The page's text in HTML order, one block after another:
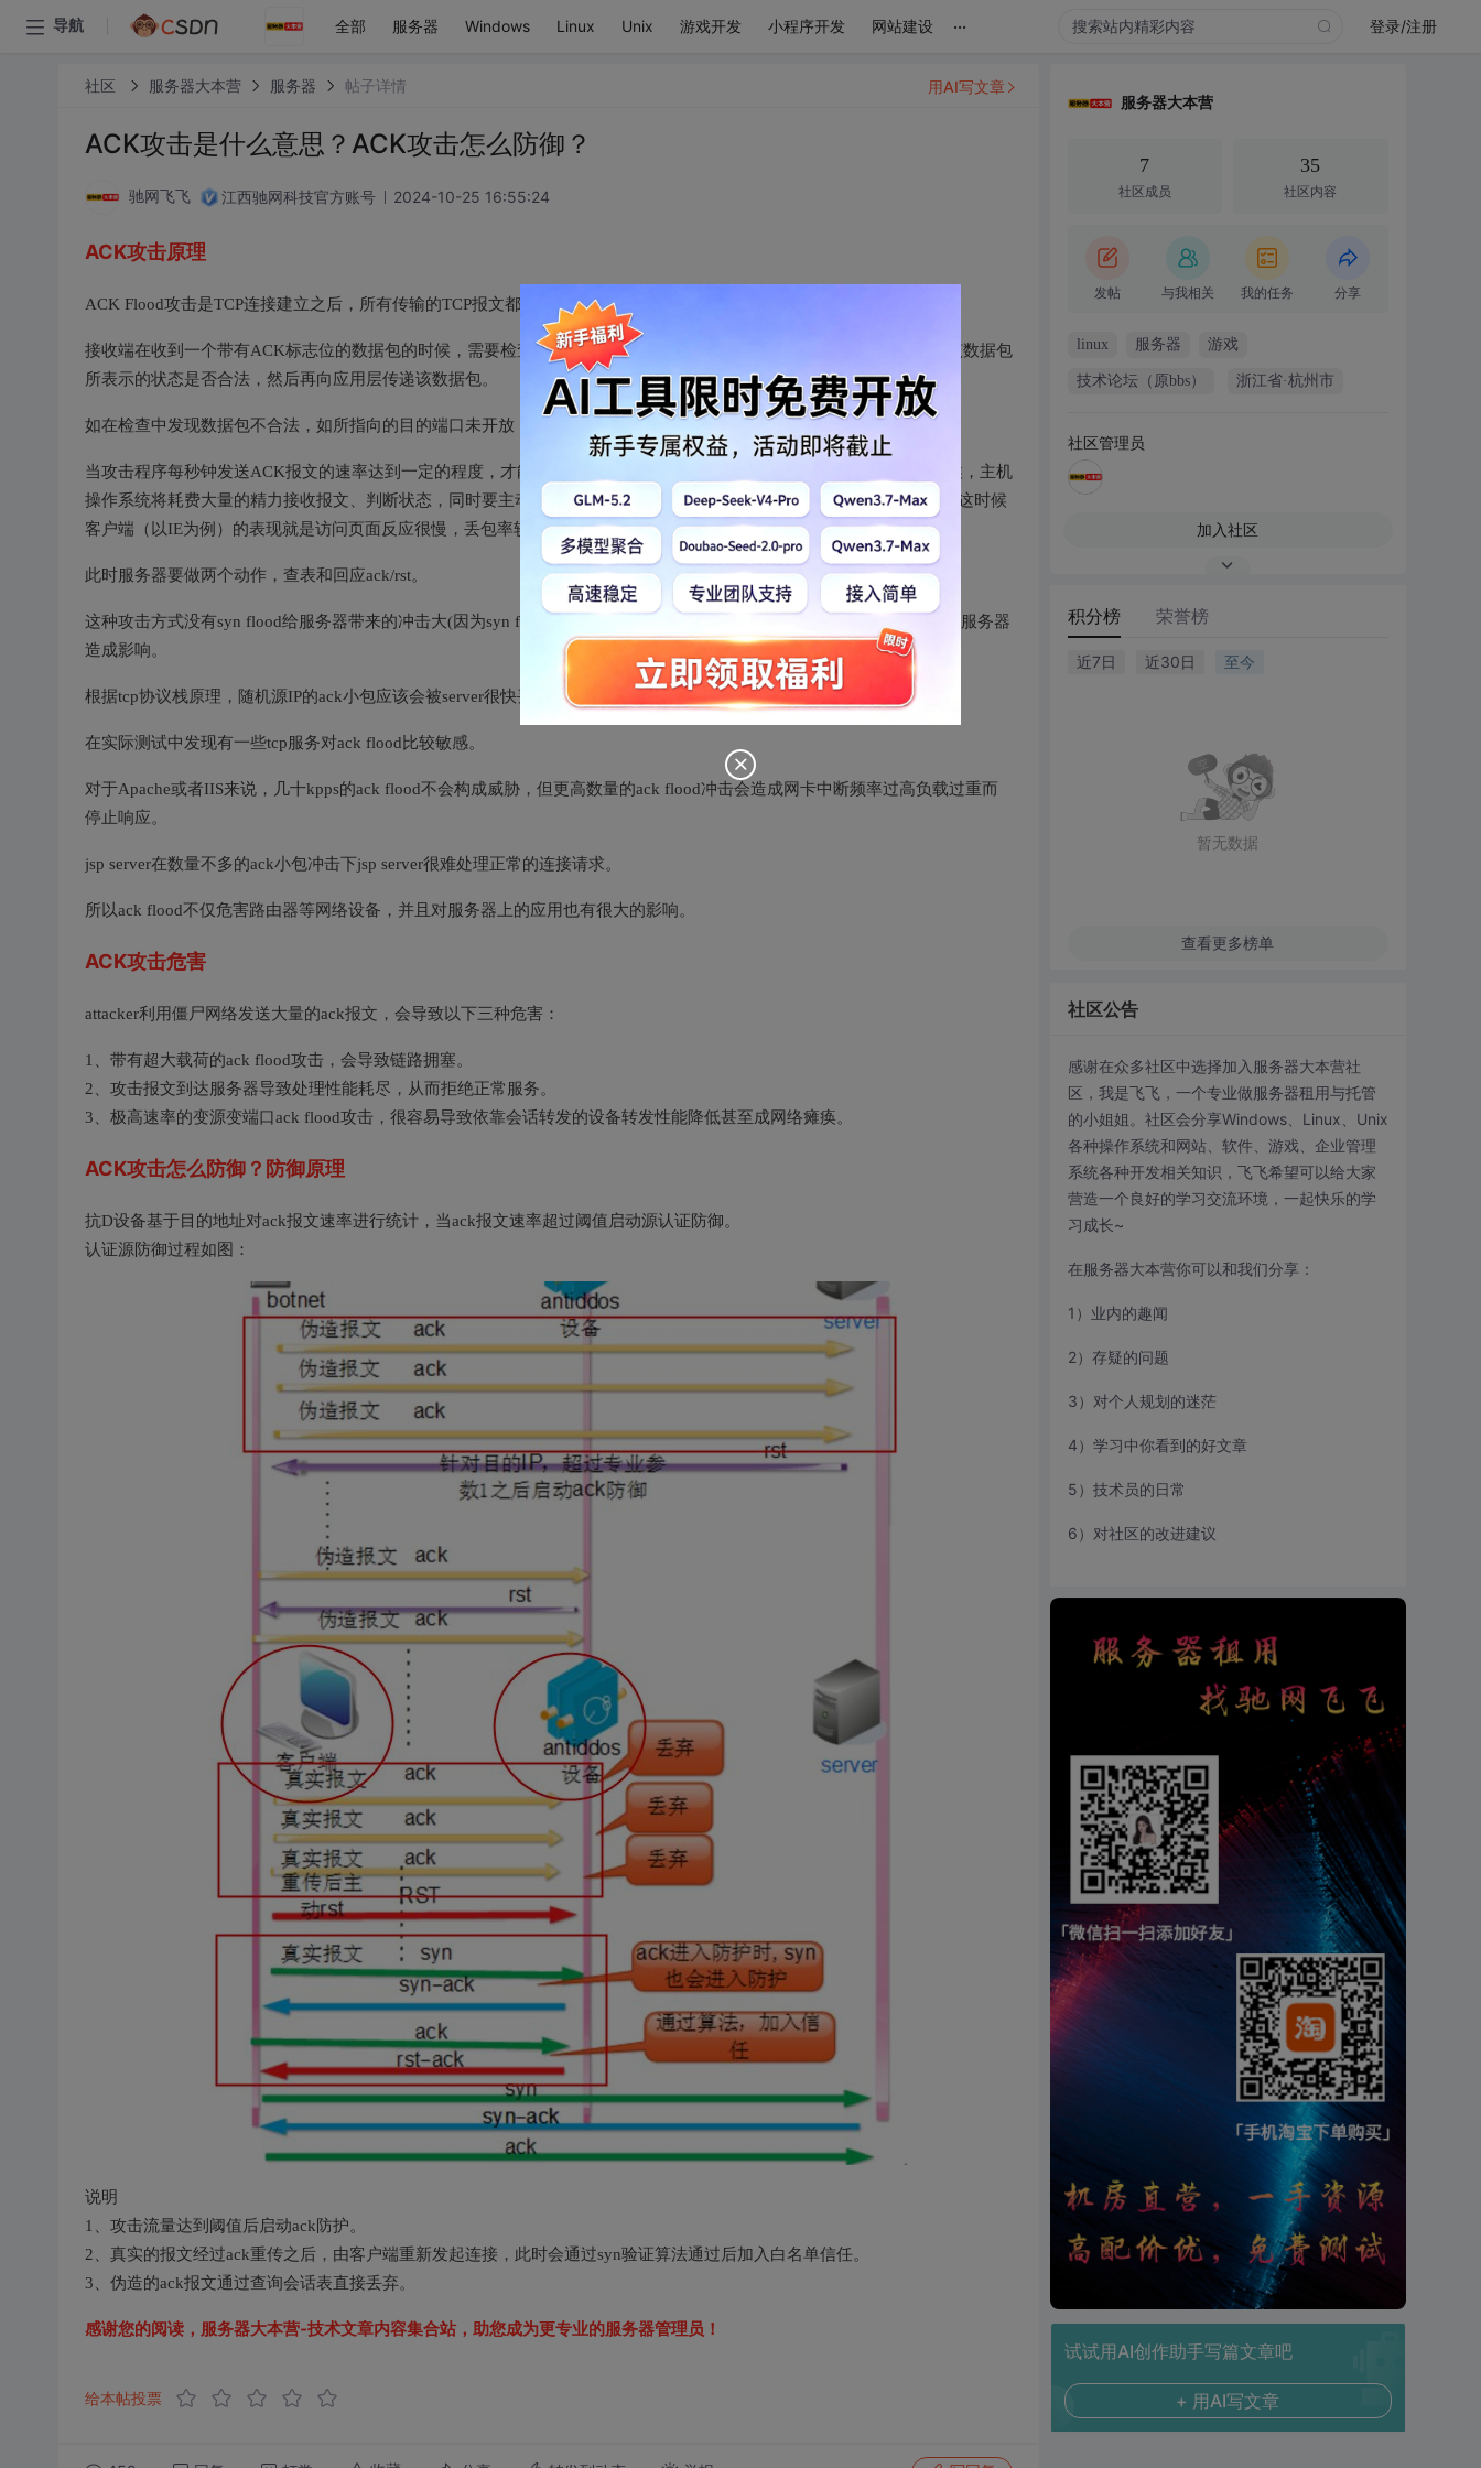
导航 全部 服务器 Windows Linux Unix 游戏开发 小程序开发 网站建设 ... 登录/注册
社区 服务器大本营 服务器 帖子详情
ACK攻击是什么意思？ACK攻击怎么防御？
驰网飞飞 江西驰网科技官方账号 2024-10-25 16:55:24
ACK攻击原理
ACK Flood攻击是TCP连接建立之后，所有传输的TCP报文都是带有ACK标志位的数据包。
接收端在收到一个带有ACK标志位的数据包的时候，需要检查该数据包所表示的连接四元组是否存在，如果存在则检查该数据包
所表示的状态是否合法，然后再向应用层传递该数据包。
如在检查中发现数据包不合法，如所指向的目的端口未开放，则操作系统协议栈会回应RST包告诉对方此端口不存在。
当攻击程序每秒钟发送ACK报文的速率达到一定的程度，才能使主机和防火墙的负载有大的变化。当发包速率很大的时候，主机
操作系统将耗费大量的精力接收报文、判断状态，同时要主动回应RST报文，正常的数据包就可能无法得到及时的处理。这时候
客户端（以IE为例）的表现就是访问页面反应很慢，丢包率较高。这就是ACK攻击。
此时服务器要做两个动作，查表和回应ack/rst。
这种攻击方式没有syn flood给服务器带来的冲击大(因为syn flood占用连接)，此类攻击一定要用大流量ack小包冲击才会对服务器
造成影响。
根据tcp协议栈原理，随机源IP的ack小包应该会被server很快丢弃，因为在服务器的tcp堆栈中没有这些ack包的状态信息。
在实际测试中发现有一些tcp服务对ack flood比较敏感。
对于Apache或者IIS来说，几十kpps的ack flood不会构成威胁，但更高数量的ack flood冲击会造成网卡中断频率过高负载过重而
停止响应。
jsp server在数量不多的ack小包冲击下jsp server很难处理正常的连接请求。
所以ack flood不仅危害路由器等网络设备，并且对服务器上的应用也有很大的影响。
ACK攻击危害
attacker利用僵尸网络发送大量的ack报文，会导致以下三种危害：
1、带有超大载荷的ack flood攻击，会导致链路拥塞。
2、攻击报文到达服务器导致处理性能耗尽，从而拒绝正常服务。
3、极高速率的变源变端口ack flood攻击，很容易导致依靠会话转发的设备转发性能降低甚至成网络瘫痪。
ACK攻击怎么防御？防御原理
抗D设备基于目的地址对ack报文速率进行统计，当ack报文速率超过阈值启动源认证防御。
认证源防御过程如图：
说明
1、攻击流量达到阈值后启动ack防护。
2、真实的报文经过ack重传之后，由客户端重新发起连接，此时会通过syn验证算法通过后加入白名单信任。
3、伪造的ack报文通过查询会话表直接丢弃。
感谢您的阅读， 服务器大本营-技术文章内容集合站，助您成为更专业的服务器管理员！
给本帖投票
用AI写文章
服务器大本营
7
社区成员
35
社区内容
发帖 与我相关 我的任务 分享
linux 服务器 游戏
技术论坛（原bbs） 浙江省·杭州市
社区管理员
加入社区
积分榜 荣誉榜
近7日 近30日 至今
暂无数据
查看更多榜单
社区公告
感谢在众多社区中选择加入服务器大本营社
区，我是飞飞，一个专业做服务器租用与托管
的小姐姐。社区会分享Windows、Linux、Unix
各种操作系统和网站、软件、游戏、企业管理
系统各种开发相关知识，飞飞希望可以给大家
营造一个良好的学习交流环境，一起快乐的学
习成长~
在服务器大本营你可以和我们分享：
1）业内的趣闻
2）存疑的问题
3）对个人规划的迷茫
4）学习中你看到的好文章
5）技术员的日常
6）对社区的改进建议
试试用AI创作助手写篇文章吧
+ 用AI写文章